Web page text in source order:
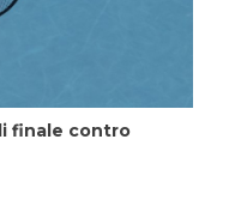
finale contro